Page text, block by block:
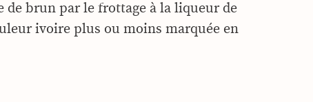
de brun par le frottage à la liqueur de
ivoire plus ou moins marquée en